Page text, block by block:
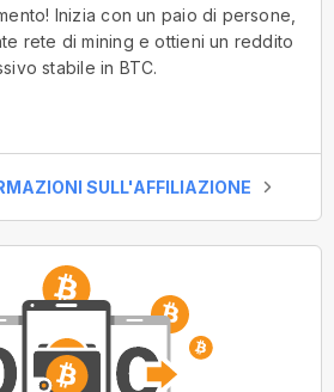
Inizia con un paio di persone,
rete di mining e ottieni un reddito
stabile in BTC.
SULL'AFFILIAZIONE